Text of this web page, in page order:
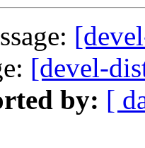
[devel-
by: [